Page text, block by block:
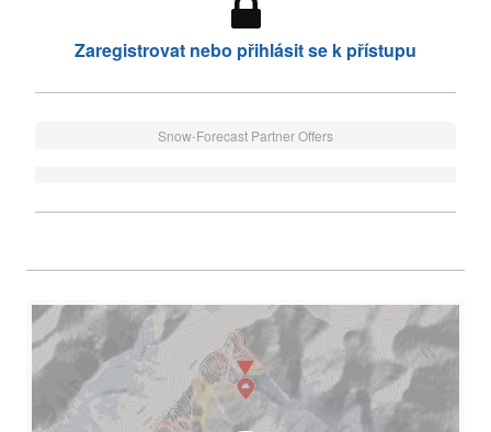
Zaregistrovat nebo přihlásit se k přístupu
Snow-Forecast Partner Offers